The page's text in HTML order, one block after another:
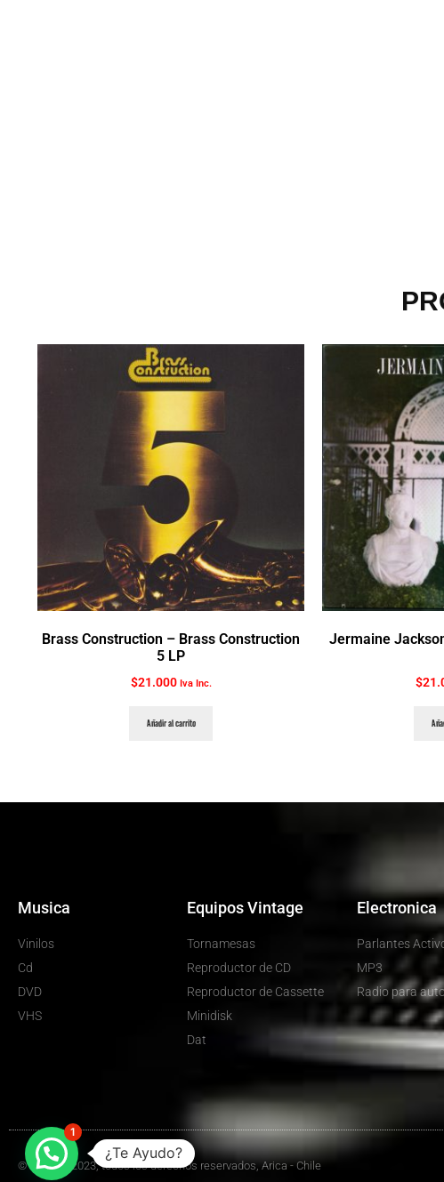
Brass Construction ‎– Brass Construction
5 LP
$21.000 Iva Inc.
Añadir al carrito
Jermaine
$
Musica
Vinilos
Cd
DVD
VHS
Equipos Vintage
Tornamesas
Reproductor de CD
Reproductor de Cassette
Minidisk
Dat
Electronica
Parlantes
MP3
Radio para
© Hot Top 2023, todos los derechos reservados, Arica - Chile
¿Te Ayudo?
1